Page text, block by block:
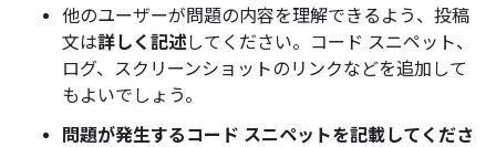
他のユーザーが問題の内容を理解できるよう、投稿
文は詳しく記述してください。コード スニペット、
ログ、スクリーンショットのリンクなどを追加して
もよいでしょう。
問題が発生するコード スニペットを記載してくださ